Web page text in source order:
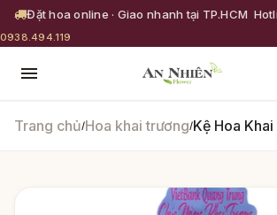
Đặt hoa online · Giao nhanh tại TP.HCM
0938.494.119
Trang chủ/Hoa khai trương/Kệ Hoa